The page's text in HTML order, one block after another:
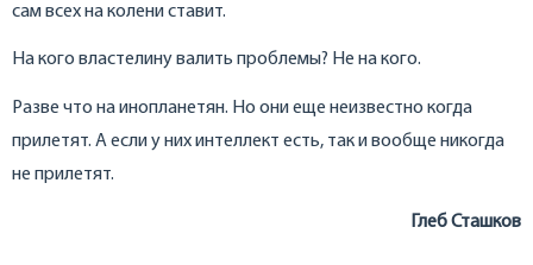
сам всех на колени ставит.
На кого властелину валить проблемы? Не на кого.
Разве что на инопланетян. Но они еще неизвестно когда
прилетят. А если у них интеллект есть, так и вообще никогда
не прилетят.
Глеб Сташков